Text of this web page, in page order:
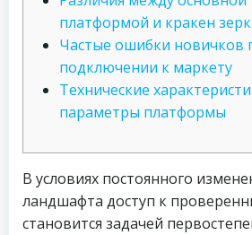
платформой и кракен
Частые ошибки новичков
подключении к маркету
Технические
параметры платформы
В условиях постоянного
ландшафта доступ к
становится задачей